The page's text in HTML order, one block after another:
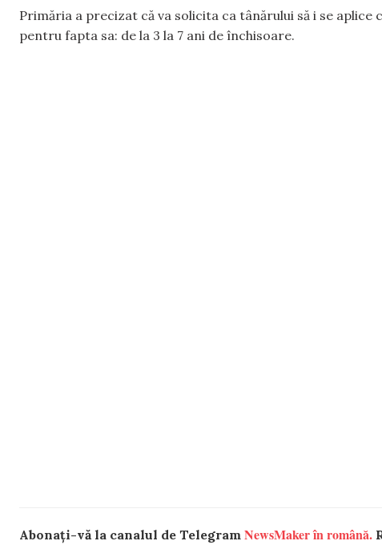
Primăria a precizat că va solicita ca tânărului să i se aplice
pentru fapta sa: de la 3 la 7 ani de închisoare.
Abonați-vă la canalul de Telegram NewsMaker în română.